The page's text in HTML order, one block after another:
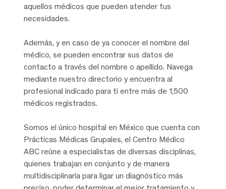
aquellos médicos que pueden atender tus
necesidades.
Además, y en caso de ya conocer el nombre del
médico, se pueden encontrar sus datos de
contacto a través del nombre o apellido. Navega
mediante nuestro directorio y encuentra al
profesional indicado para ti entre más de 1,500
médicos registrados.
Somos el único hospital en México que cuenta con
Prácticas Médicas Grupales, el Centro Médico
ABC reúne a especialistas de diversas disciplinas,
quienes trabajan en conjunto y de manera
multidisciplinaria para ligar un diagnóstico más